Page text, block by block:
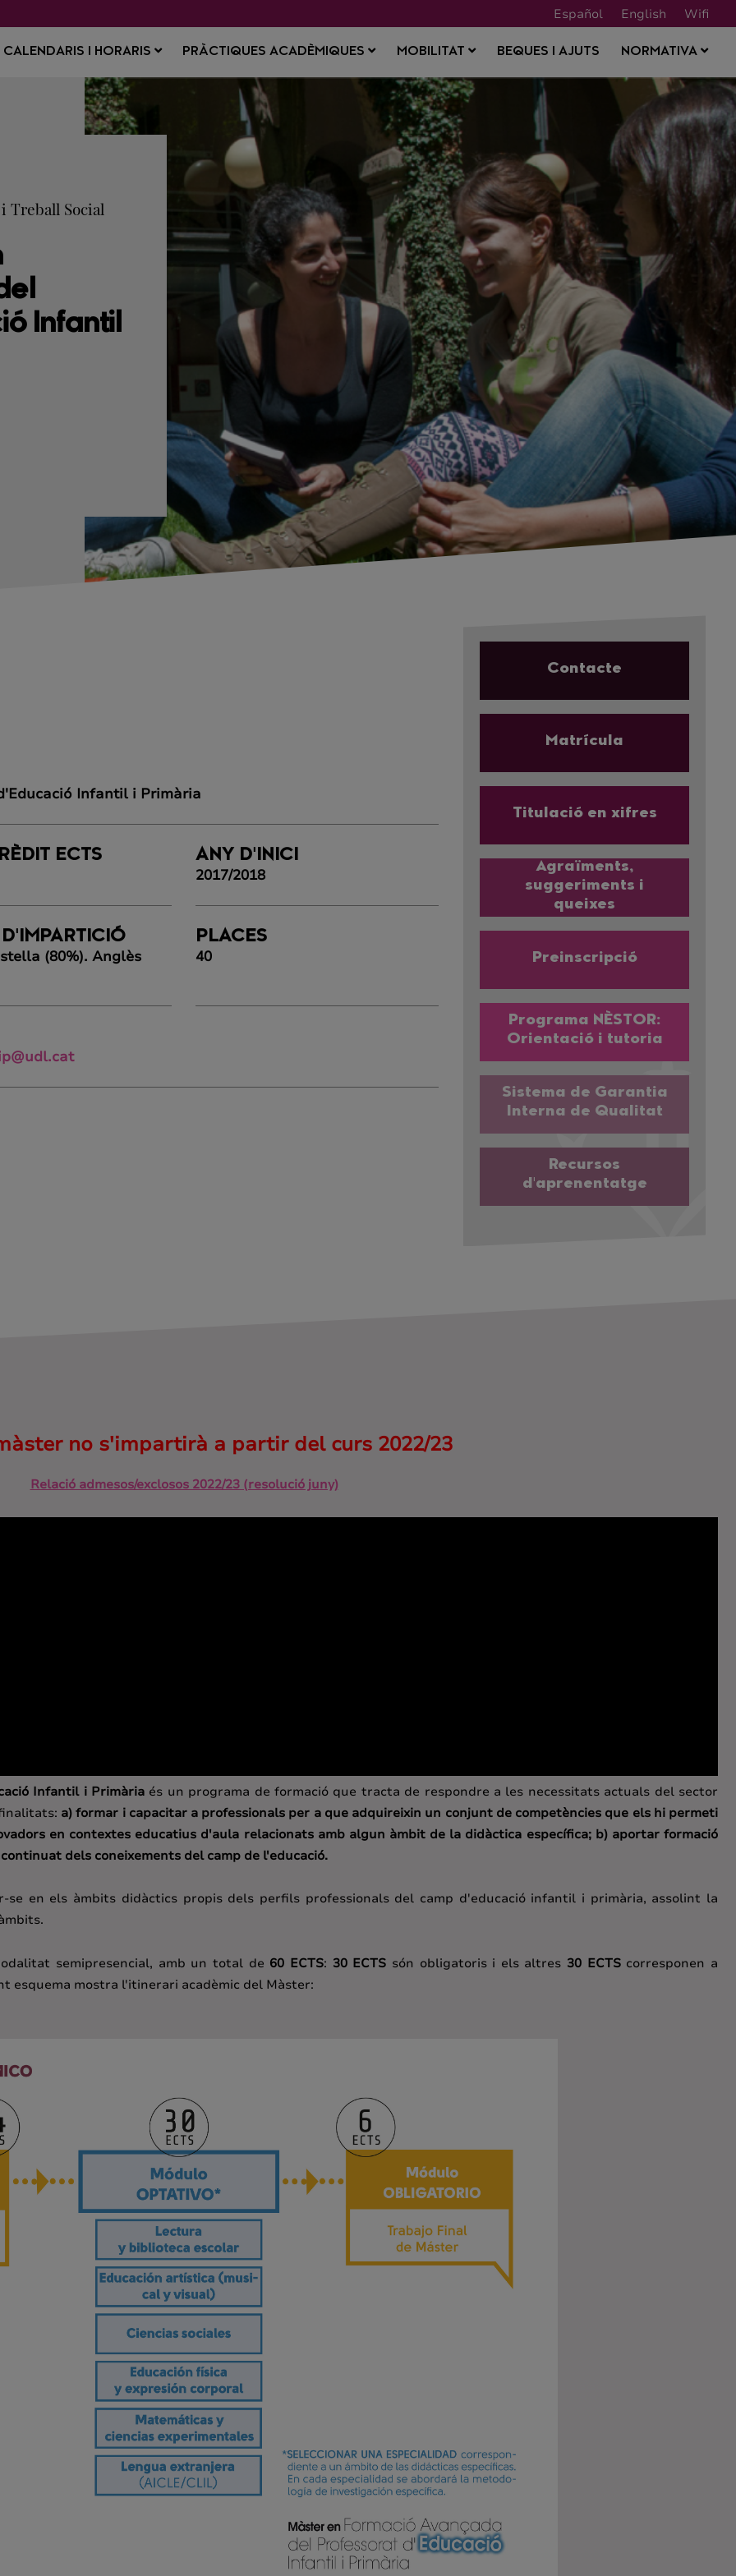
Español English Wifi
CALENDARIS I HORARIS PRÀCTIQUES ACADÈMIQUES MOBILITAT BEQUES I AJUTS NORMATIVA
Treball Social
Infantil
Infantil i Primària
ECTS ANY D'INICI
2017/2018
(80%). Anglès
PLACES
40
Contacte
Matrícula
Titulació en xifres
Agraïments,
suggeriments i
queixes
Preinscripció
Programa NÈSTOR:
Orientació i tutoria
Sistema de Garantia
Interna de Qualitat
Recursos
d'aprenentatge
no s'impartirà a partir del curs 2022/23
Relació admesos/exclosos 2022/23 (resolució juny)
Infantil i Primària és un programa de formació que tracta de respondre a les necessitats actuals del sector
a) formar i capacitar a professionals per a que adquireixin un conjunt de competències que els hi permeti
en contextes educatius d'aula relacionats amb algun àmbit de la didàctica específica; b) aportar formació
dels coneixements del camp de l'educació.
en els àmbits didàctics propis dels perfils professionals del camp d'educació infantil i primària, assolint la
semipresencial, amb un total de 60 ECTS: 30 ECTS són obligatoris i els altres 30 ECTScorresponen a
esquema mostra l'itinerari acadèmic del Màster: